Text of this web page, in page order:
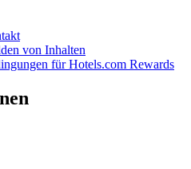
von Inhalten
für Hotels.com Rewards